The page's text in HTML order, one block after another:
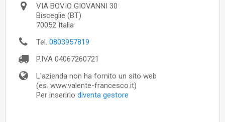
VIA BOVIO GIOVANNI 30
Bisceglie (BT)
70052 Italia
Tel. 0803957819
P.IVA 04067260721
L'azienda non ha fornito un sito web
(es. www.valente-francesco.it)
Per inserirlo diventa gestore